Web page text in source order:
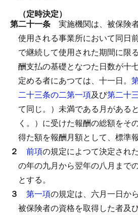
（定時決定）
第二十一条
実施機関は、被保険
使用される事業所において同日
で継続して使用された期間に限
酬支払の基礎となつた日数が十
定める者にあつては、十一日。
二十三条の二第一項及び第二十
て同じ。）未満である月がある
く。）に受けた報酬の総額をそ
得た額を報酬月額として、標準
２
前項の規定によつて決定され
の年の九月から翌年の八月まで
とする。
３
第一項の規定は、六月一日か
被保険者の資格を取得した者及